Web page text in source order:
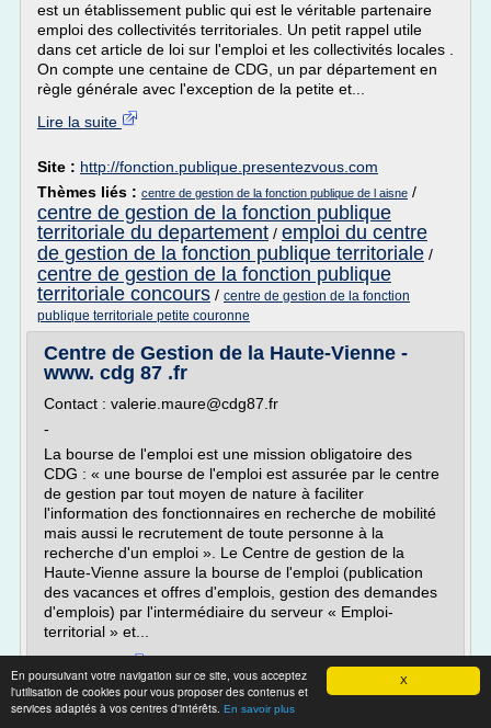
X
En poursuivant votre navigation sur ce site, vous acceptez
l'utilisation de cookies pour vous proposer des contenus et
services adaptés à vos centres d'intérêts. En savoir plus
est un établissement public qui est le véritable partenaire
emploi des collectivités territoriales. Un petit rappel utile
dans cet article de loi sur l'emploi et les collectivités locales .
On compte une centaine de CDG, un par département en
règle générale avec l'exception de la petite et...
Lire la suite
Site : http://fonction.publique.presentezvous.com
Thèmes liés : centre de gestion de la fonction publique de l aisne /
centre de gestion de la fonction publique
territoriale du departement / emploi du centre
de gestion de la fonction publique territoriale /
centre de gestion de la fonction publique
territoriale concours / centre de gestion de la fonction
publique territoriale petite couronne
Centre de Gestion de la Haute-Vienne -
www. cdg 87 .fr
Contact : valerie.maure@cdg87.fr
-
La bourse de l'emploi est une mission obligatoire des
CDG : « une bourse de l'emploi est assurée par le centre
de gestion par tout moyen de nature à faciliter
l'information des fonctionnaires en recherche de mobilité
mais aussi le recrutement de toute personne à la
recherche d'un emploi ». Le Centre de gestion de la
Haute-Vienne assure la bourse de l'emploi (publication
des vacances et offres d'emplois, gestion des demandes
d'emplois) par l'intermédiaire du serveur « Emploi-
territorial » et...
Date:2017-02-15 21:05:39
Site :http://www.cdg87.fr